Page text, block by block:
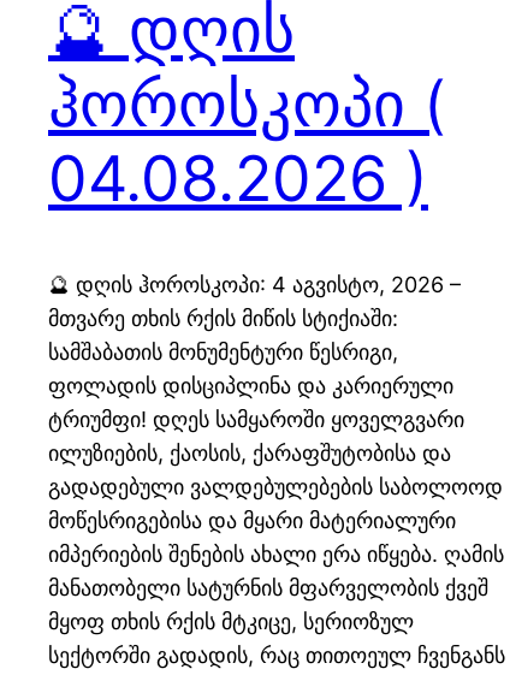
🔮 დღის
ჰოროსკოპი (
04.08.2026 )
🔮 დღის ჰოროსკოპი: 4 აგვისტო, 2026 –
მთვარე თხის რქის მიწის სტიქიაში:
სამშაბათის მონუმენტური წესრიგი,
ფოლადის დისციპლინა და კარიერული
ტრიუმფი! დღეს სამყაროში ყოველგვარი
ილუზიების, ქაოსის, ქარაფშუტობისა და
გადადებული ვალდებულებების საბოლოოდ
მოწესრიგებისა და მყარი მატერიალური
იმპერიების შენების ახალი ერა იწყება. ღამის
მანათობელი სატურნის მფარველობის ქვეშ
მყოფ თხის რქის მტკიცე, სერიოზულ
სექტორში გადადის, რაც თითოეულ ჩვენგანს